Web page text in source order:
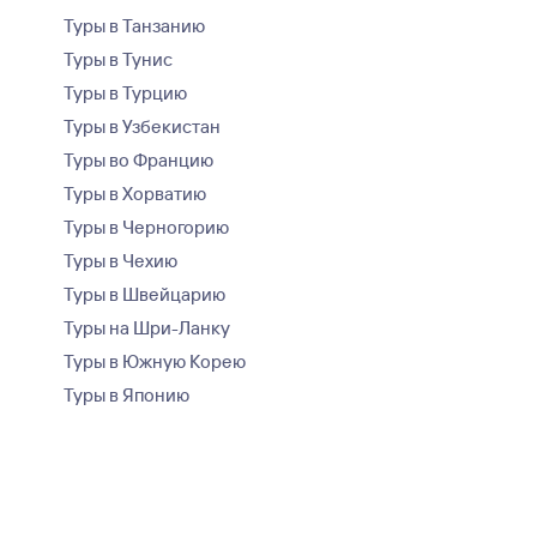
Туры в Танзанию
Туры в Тунис
Туры в Турцию
Туры в Узбекистан
Туры во Францию
Туры в Хорватию
Туры в Черногорию
Туры в Чехию
Туры в Швейцарию
Туры на Шри-Ланку
Туры в Южную Корею
Туры в Японию